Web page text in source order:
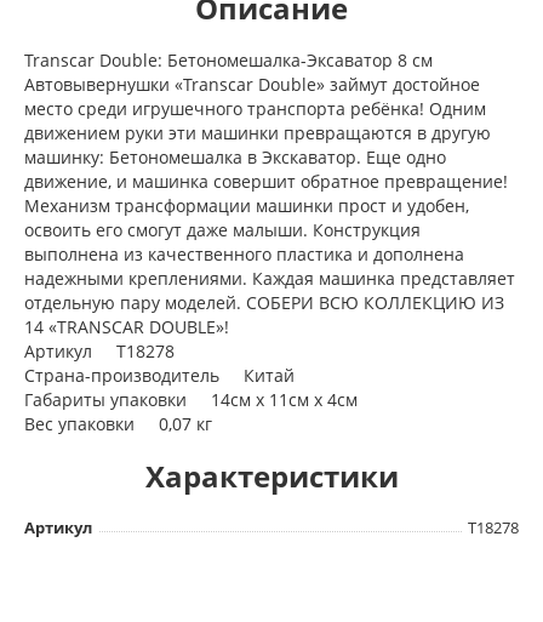
Описание
Transcar Double: Бетономешалка-Эксаватор 8 см
Автовывернушки «Transcar Double» займут достойное
место среди игрушечного транспорта ребёнка! Одним
движением руки эти машинки превращаются в другую
машинку: Бетономешалка в Экскаватор. Еще одно
движение, и машинка совершит обратное превращение!
Механизм трансформации машинки прост и удобен,
освоить его смогут даже малыши. Конструкция
выполнена из качественного пластика и дополнена
надежными креплениями. Каждая машинка представляет
отдельную пару моделей. СОБЕРИ ВСЮ КОЛЛЕКЦИЮ ИЗ
14 «TRANSCAR DOUBLE»!
Артикул Т18278
Страна-производитель Китай
Габариты упаковки 14см x 11см x 4см
Вес упаковки 0,07 кг
Характеристики
Артикул T18278